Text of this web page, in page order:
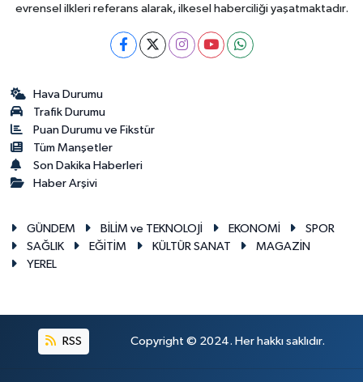
evrensel ilkleri referans alarak, ilkesel haberciliği yaşatmaktadır.
Hava Durumu
Trafik Durumu
Puan Durumu ve Fikstür
Tüm Manşetler
Son Dakika Haberleri
Haber Arşivi
GÜNDEM BİLİM ve TEKNOLOJİ EKONOMİ
SPOR
SAĞLIK
EĞİTİM KÜLTÜR SANAT
MAGAZİN
YEREL
RSS Copyright © 2024. Her hakkı saklıdır.